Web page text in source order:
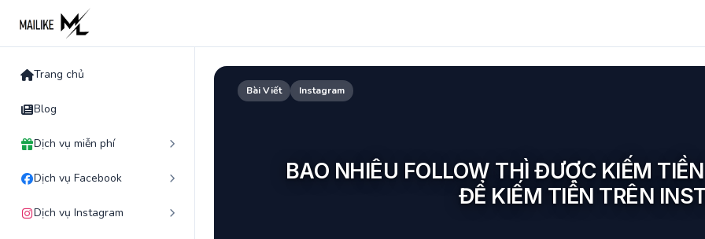
content
Trang chủ
Blog
Dịch vụ miễn phí
Dịch vụ Facebook
Dịch vụ Instagram
Bài Viết Instagram
BAO NHIÊU FOLLOW THÌ ĐƯỢC KIẾM
ĐỂ KIẾM TIỀN TRÊN